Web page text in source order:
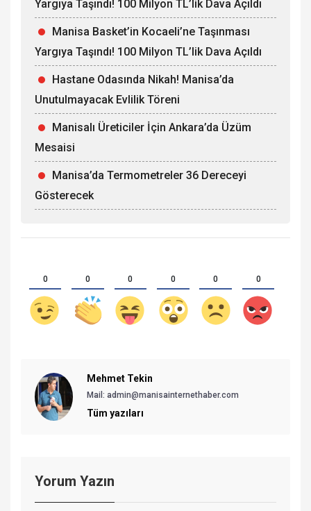
Yargıya Taşındı! 100 Milyon TL’lik Dava Açıldı
Manisa Basket’in Kocaeli’ne Taşınması
Yargıya Taşındı! 100 Milyon TL’lik Dava Açıldı
Hastane Odasında Nikah! Manisa’da
Unutulmayacak Evlilik Töreni
Manisalı Üreticiler İçin Ankara’da Üzüm
Mesaisi
Manisa’da Termometreler 36 Dereceyi
Gösterecek
0 0 0 0 0 0
Mehmet Tekin
Mail: admin@manisainternethaber.com
Tüm yazıları
Yorum Yazın